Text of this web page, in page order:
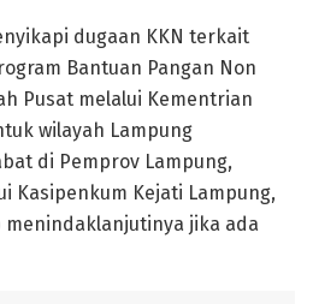
dugaan KKN terkait
Bantuan Pangan Non
Pusat melalui Kementrian
wilayah Lampung
di Pemprov Lampung,
Kasipenkum Kejati Lampung,
jika ada